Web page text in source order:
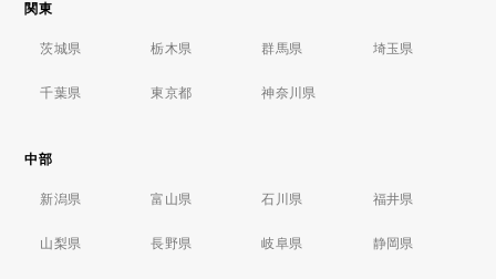
関東
茨城県 栃木県 群馬県 埼玉県
千葉県 東京都 神奈川県
中部
新潟県 富山県 石川県 福井県
山梨県 長野県 岐阜県 静岡県